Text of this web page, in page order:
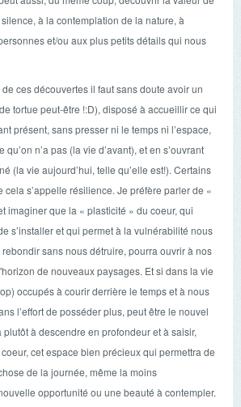
à la contemplation de la nature, à
et/ou aux plus petits détails qui nous
ces découvertes il faut sans doute avoir un
tortue peut-être !:D), disposé à accueillir ce qui
présent, sans presser ni le temps ni l’espace,
n’a pas (la vie d’avant), et en s’ouvrant
(la vie aujourd’hui, telle qu’elle est!). Certains
cela s’appelle résilience. Je préfère parler de «
imaginer que la « plasticité » du coeur, qui
s’installer et qui permet à la vulnérabilité nous
sans nous détruire, pourra ouvrir à nos
de nouveaux paysages. Et si dans la vie
occupés à courir derrière le temps et à nous
l’effort de posséder plus, peut être le nouvel
à descendre en profondeur et à saisir,
cet espace bien précieux qui permettra de
de la journée, même la moins
opportunité ou une beauté à contempler.